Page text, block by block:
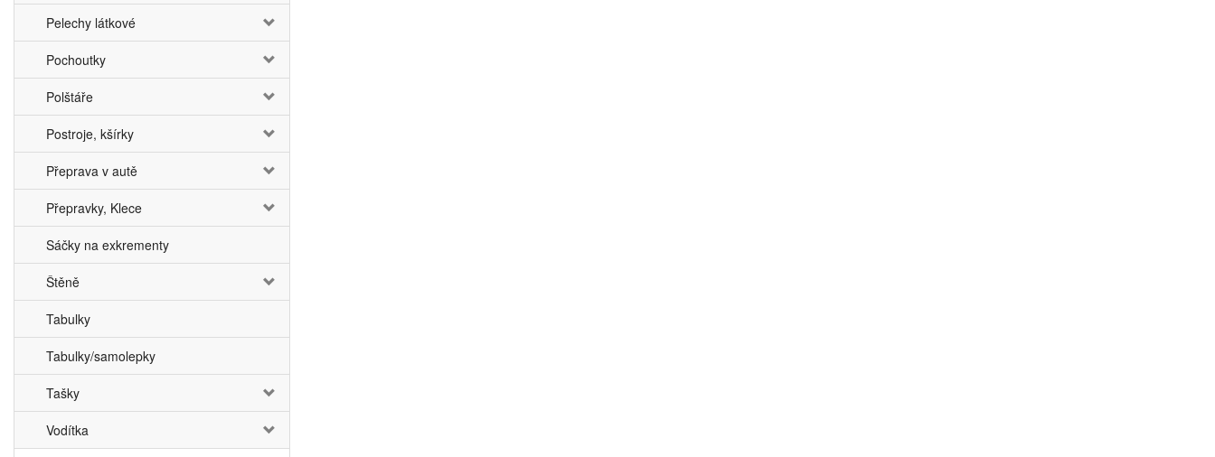
Pelechy látkové
Pochoutky
Polštáře
Postroje, kšírky
Přeprava v autě
Přepravky, Klece
Sáčky na exkrementy
Štěně
Tabulky
Tabulky/samolepky
Tašky
Vodítka